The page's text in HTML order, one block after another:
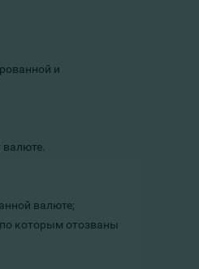
и
валюте;
, по которым отозваны